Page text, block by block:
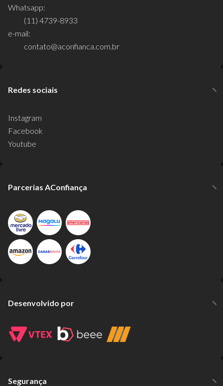
Whatsapp:
(11) 4739-8933
e-mail:
contato@aconfianca.com.br
Redes sociais
Instagram
Facebook
Youtube
Parcerias AConfiança
Desenvolvido por
Segurança